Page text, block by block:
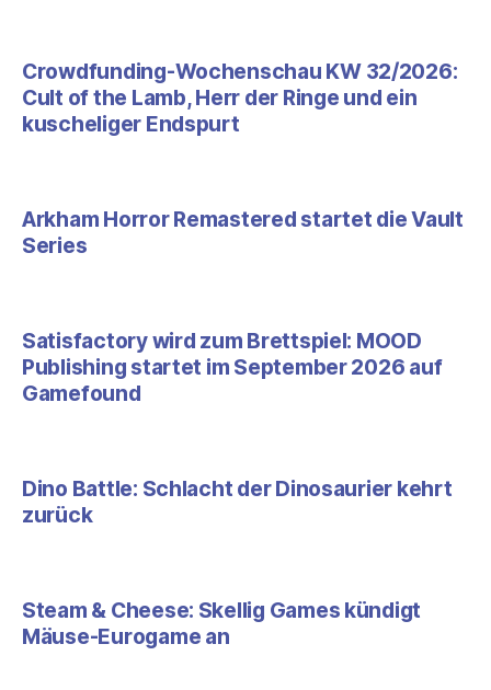
Crowdfunding-Wochenschau KW 32/2026:
Cult of the Lamb, Herr der Ringe und ein
kuscheliger Endspurt
Arkham Horror Remastered startet die Vault
Series
Satisfactory wird zum Brettspiel: MOOD
Publishing startet im September 2026 auf
Gamefound
Dino Battle: Schlacht der Dinosaurier kehrt
zurück
Steam & Cheese: Skellig Games kündigt
Mäuse-Eurogame an